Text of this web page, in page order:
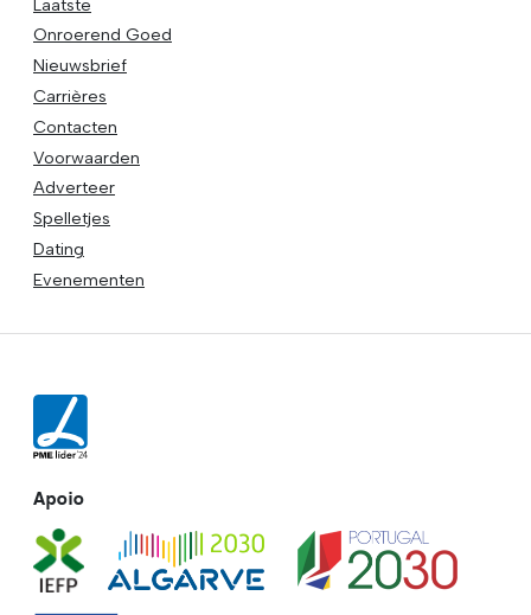
Laatste
Onroerend Goed
Nieuwsbrief
Carrières
Contacten
Voorwaarden
Adverteer
Spelletjes
Dating
Evenementen
Apoio